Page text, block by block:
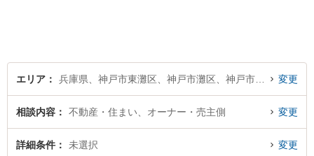
エリア 変更
相談内容 不動産・住まい、オーナー・売主側 変更
詳細条件 未選択 変更